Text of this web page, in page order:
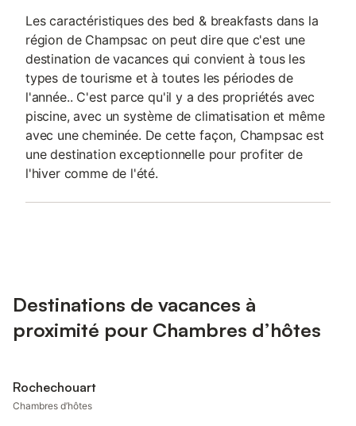
Les caractéristiques des bed & breakfasts dans la
région de Champsac on peut dire que c'est une
destination de vacances qui convient à tous les
types de tourisme et à toutes les périodes de
l'année.. C'est parce qu'il y a des propriétés avec
piscine, avec un système de climatisation et même
avec une cheminée. De cette façon, Champsac est
une destination exceptionnelle pour profiter de
l'hiver comme de l'été.
Destinations de vacances à
proximité pour Chambres d’hôtes
Rochechouart
Chambres d’hôtes